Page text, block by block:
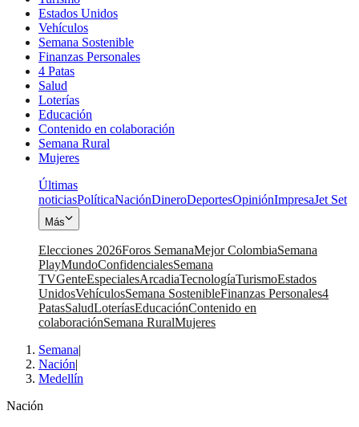
Estados Unidos
Vehículos
Semana Sostenible
Finanzas Personales
4 Patas
Salud
Loterías
Educación
Contenido en colaboración
Semana Rural
Mujeres
Últimas
noticiasPolíticaNaciónDineroDeportesOpiniónImpresaJet Set
Más
Elecciones 2026Foros SemanaMejor ColombiaSemana
PlayMundoConfidencialesSemana
TVGenteEspecialesArcadiaTecnologíaTurismoEstados
UnidosVehículosSemana SostenibleFinanzas Personales4
PatasSaludLoteríasEducaciónContenido en
colaboraciónSemana RuralMujeres
Semana|
Nación|
Medellín
Nación